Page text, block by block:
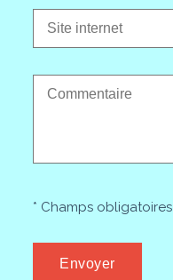
* Champs obligatoires